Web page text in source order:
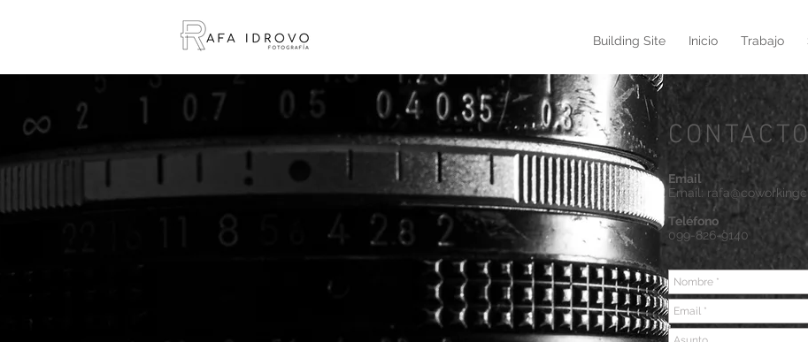
Building Site Inicio Trabajo
Email
Email:
Teléfono
099-826-9140